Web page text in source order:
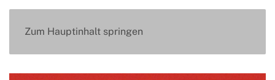
Zum Hauptinhalt springen